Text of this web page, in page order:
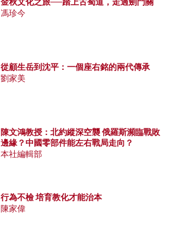
馮珍今
從顧生岳到沈平：一個座右銘的兩代傳承
劉家美
陳文鴻教授：北約縱深空襲 俄羅斯瀕臨戰敗
邊緣？中國零部件能左右戰局走向？
本社編輯部
行為不檢 培育教化才能治本
陳家偉